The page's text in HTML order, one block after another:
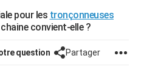
pour les tronçonneuses
convient-elle ?
question Partager